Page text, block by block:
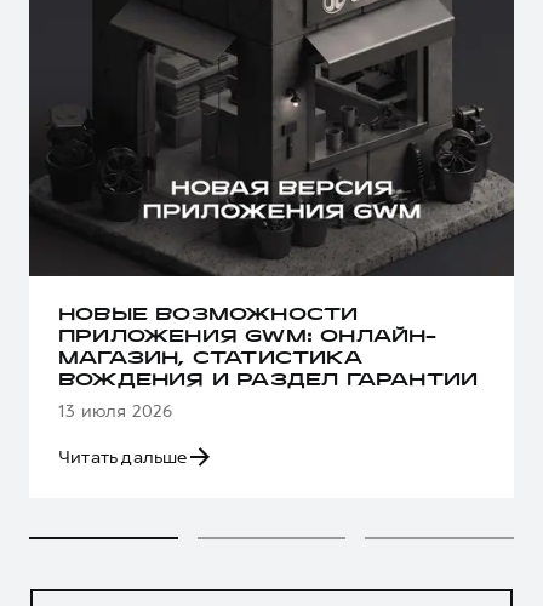
НОВЫЕ ВОЗМОЖНОСТИ
ПРИЛОЖЕНИЯ GWM: ОНЛАЙН-
МАГАЗИН, СТАТИСТИКА
ВОЖДЕНИЯ И РАЗДЕЛ ГАРАНТИИ
13 июля 2026
Читать дальше